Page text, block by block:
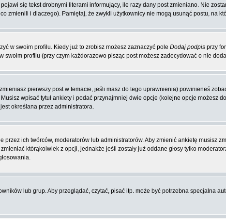
się tekst drobnymi literami informujący, ile razy dany post zmieniano. Nie
zmienili i dlaczego). Pamiętaj, że zwykli użytkownicy nie mogą usunąć postu, na
w swoim profilu. Kiedy już to zrobisz możesz zaznaczyć pole Dodaj podpis przy
profilu (przy czym każdorazowo pisząc post możesz zadecydować o nie
pierwszy post w temacie, jeśli masz do tego uprawnienia) powinieneś
wpisać tytuł ankiety i podać przynajmniej dwie opcje (kolejne opcje możesz
określana przez administratora.
ich twórców, moderatorów lub administratorów. Aby zmienić ankietę musisz
którąkolwiek z opcji, jednakże jeśli zostały już oddane głosy tylko
lub grup. Aby przeglądać, czytać, pisać itp. może być potrzebna specjalna